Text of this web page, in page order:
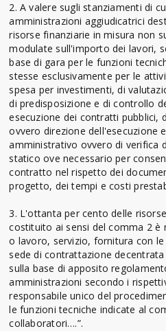
2. A valere sugli stanziamenti di
amministrazioni aggiudicatrici
risorse finanziarie in misura non
modulate sull'importo dei lavori,
base di gara per le funzioni
stesse esclusivamente per le
spesa per investimenti, di
di predisposizione e di controllo
esecuzione dei contratti pubblici,
ovvero direzione dell'esecuzione
amministrativo ovvero di verifica
statico ove necessario per
contratto nel rispetto dei
progetto, dei tempi e costi
3. L'ottanta per cento delle
costituito ai sensi del comma 2 è
o lavoro, servizio, fornitura con
sede di contrattazione
sulla base di apposito
amministrazioni secondo i
responsabile unico del
le funzioni tecniche indicate al
collaboratori….”.